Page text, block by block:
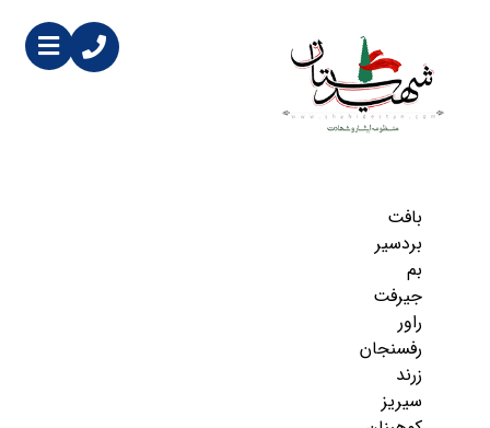
بافت
بردسیر
بم
جیرفت
راور
رفسنجان
زرند
سیریز